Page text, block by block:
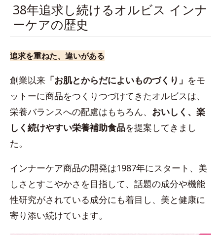
38年追求し続けるオルビス インナ
ーケアの歴史
追求を重ねた、違いがある
創業以来 「お肌とからだによいものづくり」 をモ
ットーに商品をつくりつづけてきたオルビスは、
栄養バランスへの配慮はもちろん、 おいしく、楽
しく続けやすい栄養補助食品を提案してきまし
た。
インナーケア商品の開発は1987年にスタート、美
しさとすこやかさを目指して、話題の成分や機能
性研究がされている成分にも着目し、美と健康に
寄り添い続けています。